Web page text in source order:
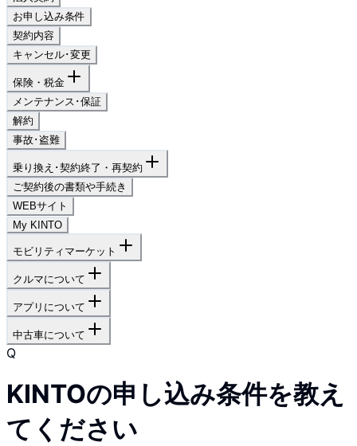
お申し込み条件
契約内容
キャンセル･変更
保険・税金
メンテナンス･保証
解約
事故･盗難
乗り換え･契約終了・再契約
ご契約後の書類や手続き
WEBサイト
My KINTO
モビリティマーケット
クルマについて
アプリについて
中古車について
Q
KINTOの申し込み条件を教え
てください